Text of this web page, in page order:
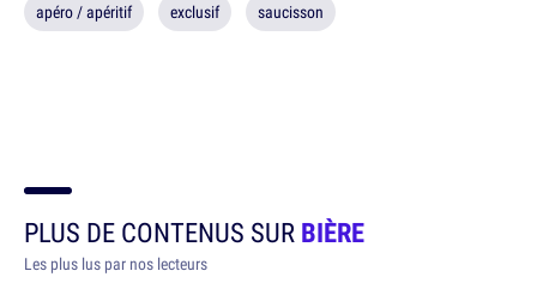
apéro / apéritif exclusif saucisson
PLUS DE CONTENUS SURBIÈRE
Les plus lus par nos lecteurs